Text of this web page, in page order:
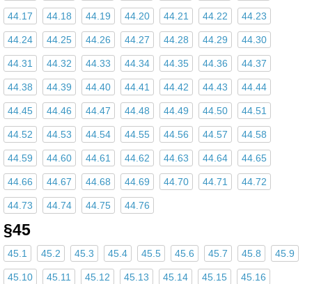
44.17 44.18 44.19 44.20 44.21 44.22 44.23
44.24 44.25 44.26 44.27 44.28 44.29 44.30
44.31 44.32 44.33 44.34 44.35 44.36 44.37
44.38 44.39 44.40 44.41 44.42 44.43 44.44
44.45 44.46 44.47 44.48 44.49 44.50 44.51
44.52 44.53 44.54 44.55 44.56 44.57 44.58
44.59 44.60 44.61 44.62 44.63 44.64 44.65
44.66 44.67 44.68 44.69 44.70 44.71 44.72
44.73 44.74 44.75 44.76
§45
45.1 45.2 45.3 45.4 45.5 45.6 45.7 45.8 45.9
45.10 45.11 45.12 45.13 45.14 45.15 45.16